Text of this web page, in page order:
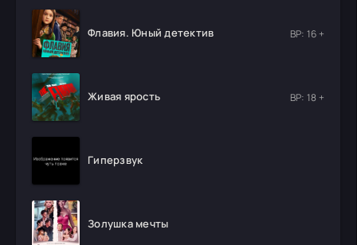
Флавия. Юный детектив ВР: 16 +
Живая ярость ВР: 18 +
Гиперзвук
Золушка мечты